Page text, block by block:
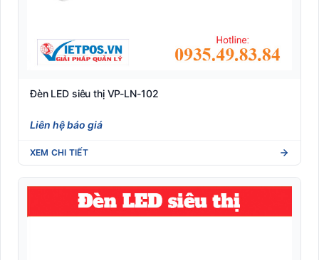
Đèn LED siêu thị VP-LN-102
Liên hệ báo giá
XEM CHI TIẾT